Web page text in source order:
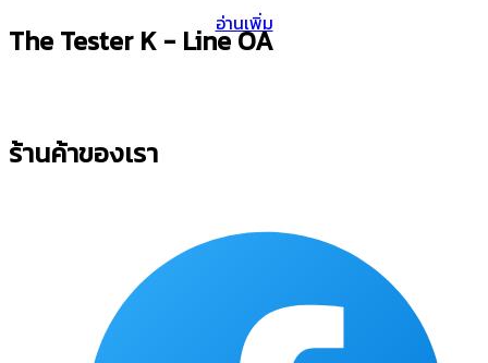
อ่านเพิ่ม
The Tester K - Line OA
ร้านค้าของเรา